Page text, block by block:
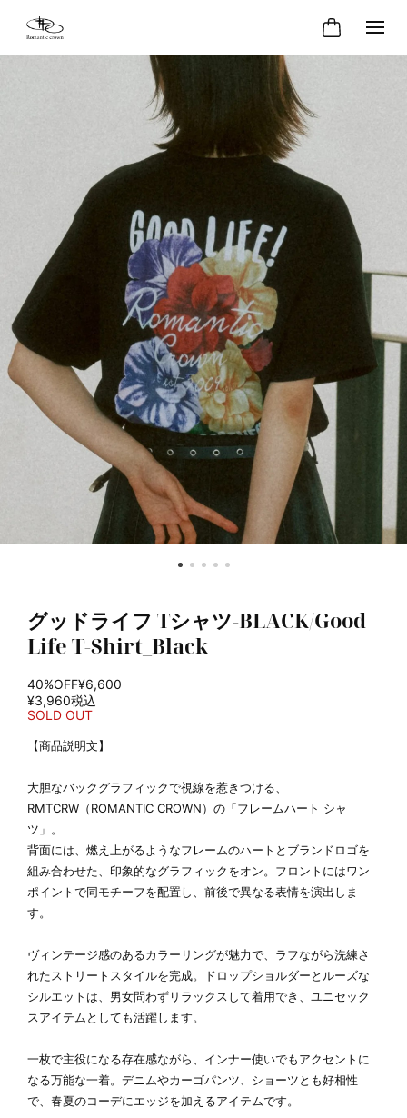
グッドライフ Tシャツ-BLACK/Good
Life T-Shirt_Black
40%OFF¥6,600
¥3,960税込
SOLD OUT
【商品説明文】
大胆なバックグラフィックで視線を惹きつける、
RMTCRW（ROMANTIC CROWN）の「フレームハート シャ
ツ」。
背面には、燃え上がるようなフレームのハートとブランドロゴを
組み合わせた、印象的なグラフィックをオン。フロントにはワン
ポイントで同モチーフを配置し、前後で異なる表情を演出しま
す。
ヴィンテージ感のあるカラーリングが魅力で、ラフながら洗練さ
れたストリートスタイルを完成。ドロップショルダーとルーズな
シルエットは、男女問わずリラックスして着用でき、ユニセック
スアイテムとしても活躍します。
一枚で主役になる存在感ながら、インナー使いでもアクセントに
なる万能な一着。デニムやカーゴパンツ、ショーツとも好相性
で、春夏のコーデにエッジを加えるアイテムです。